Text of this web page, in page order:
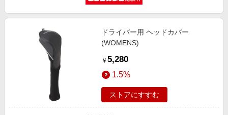
ドライバー用 ヘッドカバー
(WOMENS)
￥ 5,280
1.5%
ストアにすすむ